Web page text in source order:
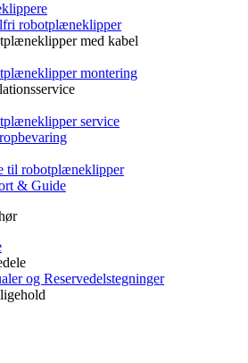
robotplæneklipper
med kabel
montering
service
til robotplæneklipper
& Guide
og Reservedelstegninger